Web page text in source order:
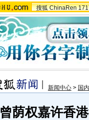
搜狐 ChinaRen
新闻中心 > 国
曾荫权嘉许香